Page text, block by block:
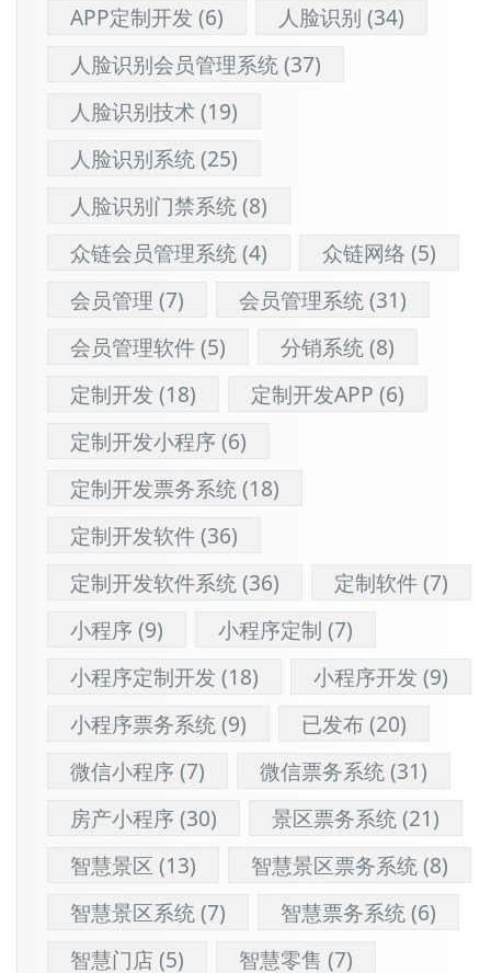
APP定制开发 (6) 人脸识别 (34)
人脸识别会员管理系统(37)
人脸识别技术(19)
人脸识别系统(25)
人脸识别门禁系统(8)
众链会员管理系统(4) 众链网络 (5)
会员管理 (7) 会员管理系统(31)
会员管理软件(5) 分销系统(8)
定制开发 (18) 定制开发APP (6)
定制开发小程序(6)
定制开发票务系统(18)
定制开发软件(36)
定制开发软件系统(36) 定制软件(7)
小程序(9) 小程序定制 (7)
小程序定制开发 (18) 小程序开发 (9)
小程序票务系统(9) 已发布(20)
微信小程序(7) 微信票务系统(31)
房产小程序(30) 景区票务系统(21)
智慧景区 (13) 智慧景区票务系统(8)
智慧景区系统(7) 智慧票务系统(6)
智慧门店(5) 智慧零售 (7)